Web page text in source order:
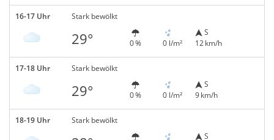
16-17 Uhr Stark bewölkt
29° 0 % 0 l/m²
S
12 km/h
17-18 Uhr Stark bewölkt
29° 0 % 0 l/m²
S
9 km/h
18-19 Uhr Stark bewölkt
S